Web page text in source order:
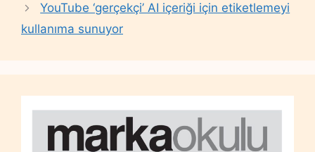
YouTube ‘gerçekçi’ AI içeriği için etiketlemeyi
kullanıma sunuyor